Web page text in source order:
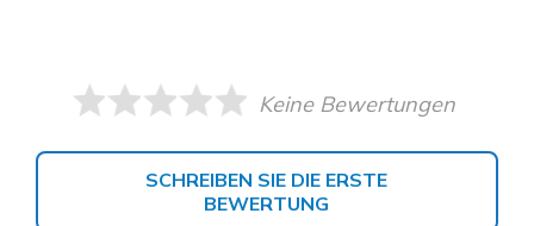
Keine Bewertungen
SCHREIBEN SIE DIE ERSTE
BEWERTUNG